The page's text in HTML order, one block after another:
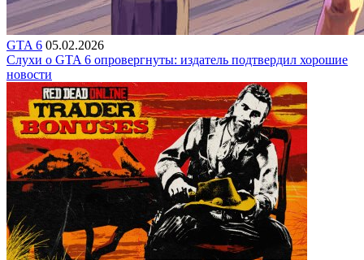
GTA 6 05.02.2026
Слухи о GTA 6 опровергнуты: издатель подтвердил хорошие
новости